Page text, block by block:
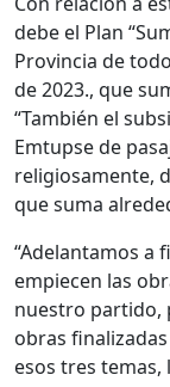
debe el Plan
Provincia de
de 2023., que
“También el
Emtupse de
religiosamente,
que suma
“Adelantamos a
empiecen las
nuestro partido,
obras
esos tres temas,